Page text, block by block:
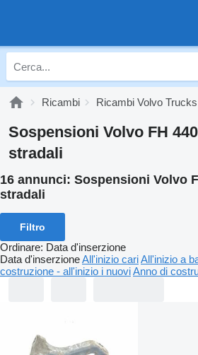
Ricambi Ricambi Volvo Trucks
Sospensioni Volvo FH
stradali
16 annunci: Sospensioni Volvo
stradali
Filtro
Ordinare: Data d'inserzione
Data d'inserzioneAll'inizio cariAll'inizio a
costruzione - all'inizio i nuoviAnno di